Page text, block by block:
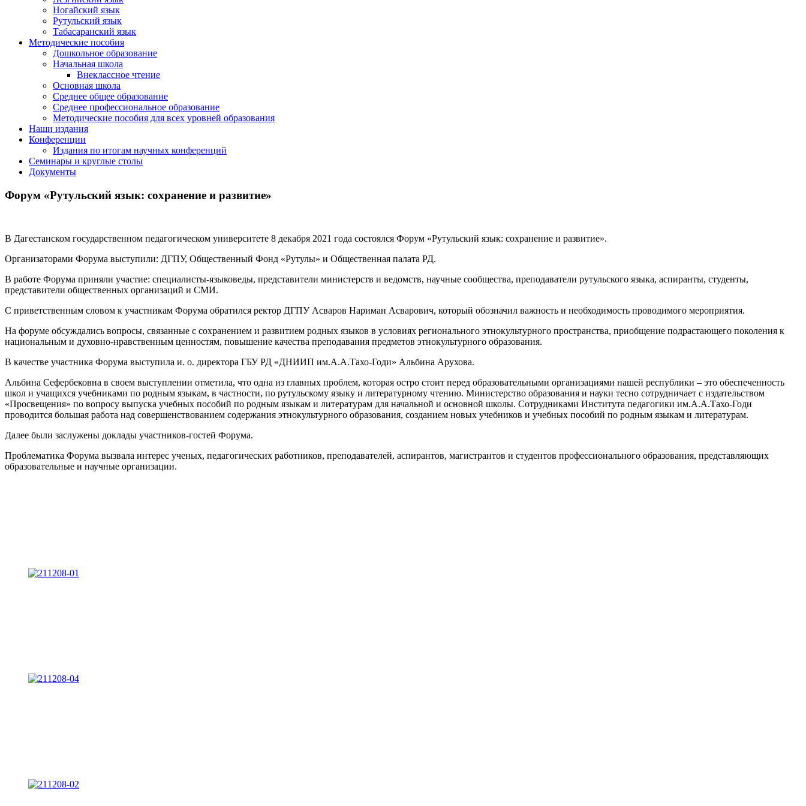
Ногайский язык
Рутульский язык
Табасаранский язык
Методические пособия
Дошкольное образование
Начальная школа
Внеклассное чтение
Основная школа
Среднее общее образование
Среднее профессиональное образование
Методические пособия для всех уровней образования
Наши издания
Конференции
Издания по итогам научных конференций
Семинары и круглые столы
Документы
Форум «Рутульский язык: сохранение и развитие»
В Дагестанском государственном педагогическом университете 8 декабря 2021 года состоялся Форум «Рутульский язык: сохранение и развитие».
Организаторами Форума выступили: ДГПУ, Общественный Фонд «Рутулы» и Общественная палата РД.
В работе Форума приняли участие: специалисты-языковеды, представители министерств и ведомств, научные сообщества, преподаватели рутульского языка, аспиранты, студенты,
представители общественных организаций и СМИ.
С приветственным словом к участникам Форума обратился ректор ДГПУ Асваров Нариман Асварович, который обозначил важность и необходимость проводимого мероприятия.
На форуме обсуждались вопросы, связанные с сохранением и развитием родных языков в условиях регионального этнокультурного пространства, приобщение подрастающего поколения к
национальным и духовно-нравственным ценностям, повышение качества преподавания предметов этнокультурного образования.
В качестве участника Форума выступила и. о. директора ГБУ РД «ДНИИП им.А.А.Тахо-Годи» Альбина Арухова.
Альбина Сефербековна в своем выступлении отметила, что одна из главных проблем, которая остро стоит перед образовательными организациями нашей республики – это обеспеченность
школ и учащихся учебниками по родным языкам, в частности, по рутульскому языку и литературному чтению. Министерство образования и науки тесно сотрудничает с издательством
«Просвещения» по вопросу выпуска учебных пособий по родным языкам и литературам для начальной и основной школы. Сотрудниками Института педагогики им.А.А.Тахо-Годи
проводится большая работа над совершенствованием со­держания этнокультурного образования, созданием новых учебников и учебных пособий по родным языкам и литературам.
Далее были заслужены доклады участников-гостей Форума.
Проблематика Форума вызвала интерес ученых, педагогических работников, преподавателей, аспирантов, магистрантов и студентов профессионального образования, представляющих
образовательные и научные организации.